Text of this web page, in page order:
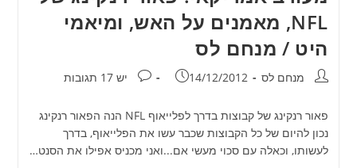
NFL, מאמנים על האש, ומיאמי
היט / מנחם לס
מחבר:מנחם לס פורסם:
14/12/2012 תגובות:
יש 17 תגובות
פאור רנקינג של קבוצות בדרך לפלייאוף NFL הנה הפאור רנקינג
נכון להיום של כל הקבוצות שכבר עשו את הפלייאוף, בדרך
לעשותו, וכאלה עם סכוי מעשי אם...ואני מכניס אפילו את הסנט…